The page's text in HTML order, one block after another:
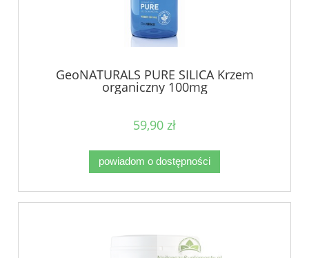
GeoNATURALS PURE SILICA Krzem
organiczny 100mg
59,90 zł
powiadom o dostępności